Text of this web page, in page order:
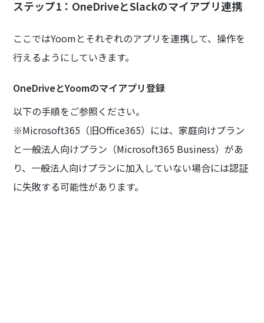
ステップ1：OneDriveとSlackのマイアプリ連携
ここではYoomとそれぞれのアプリを連携して、操作を
行えるようにしていきます。
OneDriveとYoomのマイアプリ登録
以下の手順をご参照ください。
※Microsoft365（旧Office365）には、家庭向けプラン
と一般法人向けプラン（Microsoft365 Business）があ
り、一般法人向けプランに加入していない場合には認証
に失敗する可能性があります。